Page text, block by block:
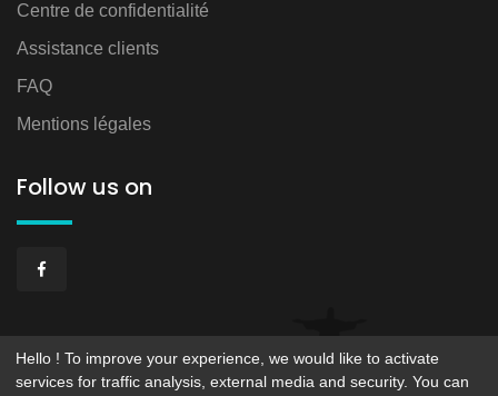
Centre de confidentialité
Assistance clients
FAQ
Mentions légales
Follow us on
Hello ! To improve your experience, we would like to activate
services for traffic analysis, external media and security. You can